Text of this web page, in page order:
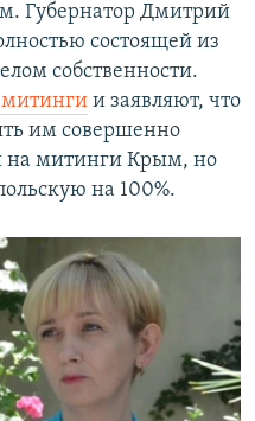
Губернатор Дмитрий
состоящей из
собственности.
митинги и заявляют, что
им совершенно
на митинги Крым, но
на 100%.